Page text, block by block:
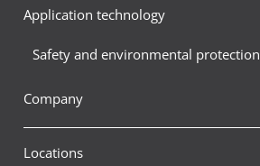
Application technology
Safety and environmental protection
Company
Locations